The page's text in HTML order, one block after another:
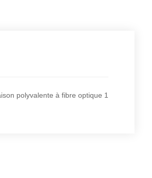
polyvalente à fibre optique 1